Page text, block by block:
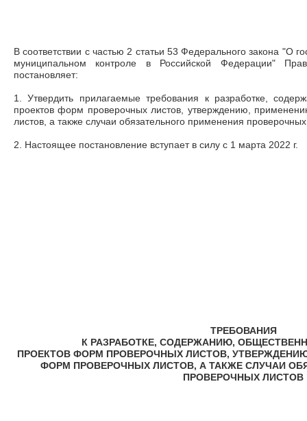
В соответствии с частью 2 статьи 53 Федерального закона "О
муниципальном контроле в Российской Федерации"
постановляет:
1. Утвердить прилагаемые требования к разработке,
проектов форм проверочных листов, утверждению,
листов, а также случаи обязательного применения
2. Настоящее постановление вступает в силу с 1 марта 2022 г.
ТРЕБОВАНИЯ
К РАЗРАБОТКЕ, СОДЕРЖАНИЮ,
ПРОЕКТОВ ФОРМ ПРОВЕРОЧНЫХ ЛИСТОВ,
ФОРМ ПРОВЕРОЧНЫХ ЛИСТОВ, А ТАКЖЕ СЛУЧАИ
ПРОВЕРОЧНЫХ ЛИСТОВ